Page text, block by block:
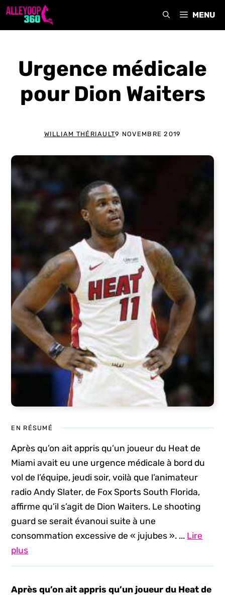
Aller
MENU
Urgence médicale
pour Dion Waiters
WILLIAM THÉRIAULT9 NOVEMBRE 2019
EN RÉSUMÉ
Après qu’on ait appris qu’un joueur du Heat de
Miami avait eu une urgence médicale à bord du
vol de l’équipe, jeudi soir, voilà que l’animateur
radio Andy Slater, de Fox Sports South Florida,
affirme qu’il s’agit de Dion Waiters. Le shooting
guard se serait évanoui suite à une
consommation excessive de « jujubes ». ... Lire
plus
Après qu’on ait appris qu’un joueur du Heat de